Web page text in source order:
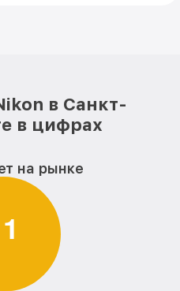
в Санкт-
в цифрах
на рынке
1